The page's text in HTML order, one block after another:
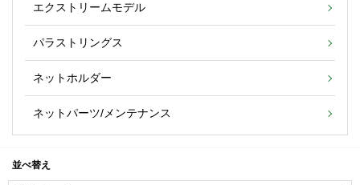
エクストリームモデル
パラストリングス
ネットホルダー
ネットパーツ/メンテナンス
並べ替え